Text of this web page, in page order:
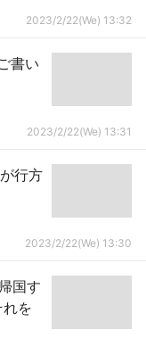
2023/2/22(We) 13:32
書い
2023/2/22(We) 13:31
行方
2023/2/22(We) 13:30
国す
を